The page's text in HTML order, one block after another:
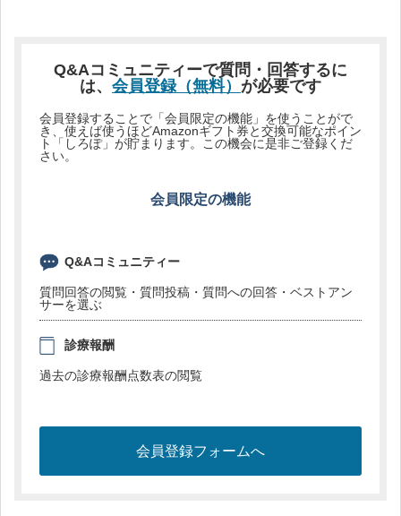
Q&Aコミュニティーで質問・回答するに
は、 会員登録（無料） が必要です
会員登録することで「会員限定の機能」を使うことがで
き、使えば使うほどAmazonギフト券と交換可能なポイン
ト「しろぽ」が貯まります。この機会に是非ご登録くだ
さい。
会員限定の機能
Q&Aコミュニティー
質問回答の閲覧・質問投稿・質問への回答・ベストアン
サーを選ぶ
診療報酬
過去の診療報酬点数表の閲覧
会員登録フォームへ